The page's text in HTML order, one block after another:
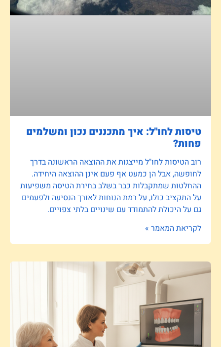
טיסות לחו"ל: איך מתכננים נכון ומשלמים
פחות?
רוב הטיסות לחו"ל מייצגות את ההוצאה הראשונה בדרך
לחופשה, אבל הן כמעט אף פעם אינן ההוצאה היחידה.
ההחלטות שמתקבלות כבר בשלב בחירת הטיסה משפיעות
על התקציב כולו, על רמת הנוחות לאורך הנסיעה ולפעמים
גם על היכולת להתמודד עם שינויים בלתי צפויים.
לקריאת המאמר »